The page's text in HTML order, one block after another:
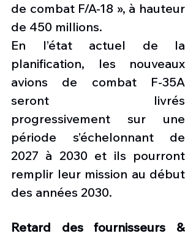
de combat F/A-18 », à hauteur
de 450 millions.
En l’état actuel de la
planification, les nouveaux
avions de combat F-35A
seront livrés
progressivement sur une
période s’échelonnant de
2027 à 2030 et ils pourront
remplir leur mission au début
des années 2030.
Retard des fournisseurs &